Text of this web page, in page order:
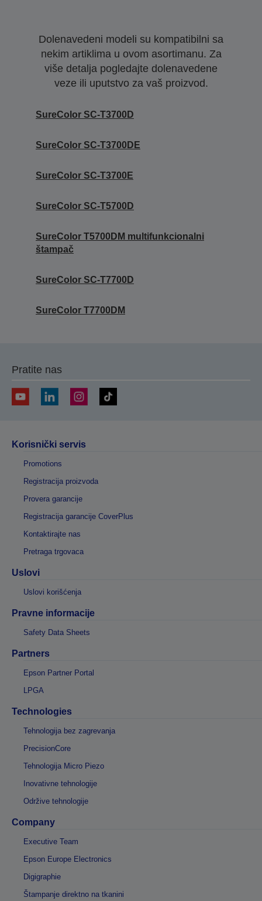
Dolenavedeni modeli su kompatibilni sa
nekim artiklima u ovom asortimanu. Za
više detalja pogledajte dolenavedene
veze ili uputstvo za vaš proizvod.
SureColor SC-T3700D
SureColor SC-T3700DE
SureColor SC-T3700E
SureColor SC-T5700D
SureColor T5700DM multifunkcionalni
štampač
SureColor SC-T7700D
SureColor T7700DM
Pratite nas
Korisnički servis
Promotions
Registracija proizvoda
Provera garancije
Registracija garancije CoverPlus
Kontaktirajte nas
Pretraga trgovaca
Uslovi
Uslovi korišćenja
Pravne informacije
Safety Data Sheets
Partners
Epson Partner Portal
LPGA
Technologies
Tehnologija bez zagrevanja
PrecisionCore
Tehnologija Micro Piezo
Inovativne tehnologije
Održive tehnologije
Company
Executive Team
Epson Europe Electronics
Digigraphie
Štampanje direktno na tkanini